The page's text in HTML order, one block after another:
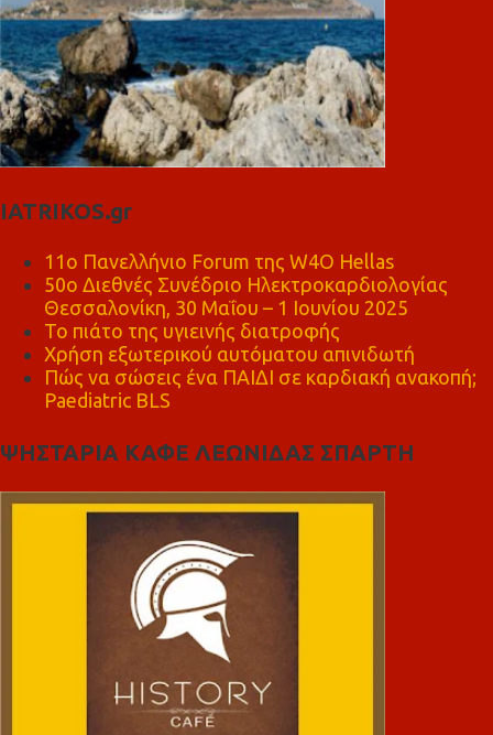
IATRIKOS.gr
11ο Πανελλήνιο Forum της W4O Hellas
50ο Διεθνές Συνέδριο Ηλεκτροκαρδιολογίας
Θεσσαλονίκη, 30 Μαΐου – 1 Ιουνίου 2025
Το πιάτο της υγιεινής διατροφής
Χρήση εξωτερικού αυτόματου απινιδωτή
Πώς να σώσεις ένα ΠΑΙΔΙ σε καρδιακή ανακοπή;
Paediatric BLS
ΨΗΣΤΑΡΙΑ ΚΑΦΕ ΛΕΩΝΙΔΑΣ ΣΠΑΡΤΗ